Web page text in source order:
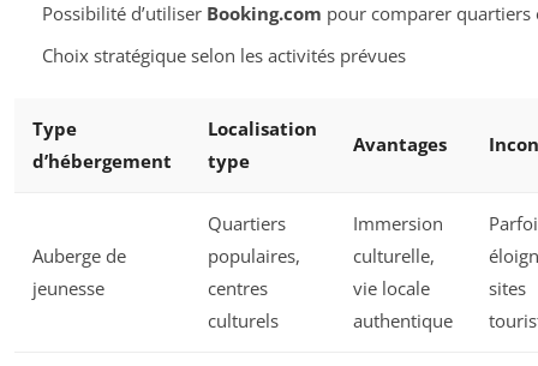
Possibilité d’utiliser Booking.com pour comparer quartiers
Choix stratégique selon les activités prévues
Type
d’hébergement
Localisation
type
Avantages
Auberge de
jeunesse
Quartiers
populaires,
centres
culturels
Immersion
culturelle,
vie locale
authentique
sites